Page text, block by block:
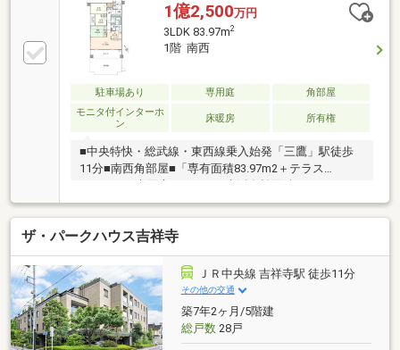
1億2,500万円
3LDK 83.97m2
1階 南西
駐車場あり 専用庭
角部屋
モニタ付インターホ
ン
床暖房 所有権
■中央特快・総武線・東西線乗入始発「三鷹」駅徒歩
11分■南西角部屋■「専有面積83.97m2＋テラス
の広大な生活スペース■東京建物他旧分譲■大林組施工
■特徴逆梁ハイサッシュ（床から約2.2m）室内に柱が
出ないアウトフレーム工法ペアガラス床スラブ
250mm、二重床設置の遮音性能楽器可（規定あり）浴
室乾燥、床自動洗浄機能付低床浴槽食洗機ディスポー
ザーLD床暖房24時間換気宅配ボックスペット可駐車場
あり
ザ・パークハウス吉祥寺
ＪＲ中央線 吉祥寺駅 徒歩11分
その他の交通
築7年2ヶ月/5階建
総戸数28戸